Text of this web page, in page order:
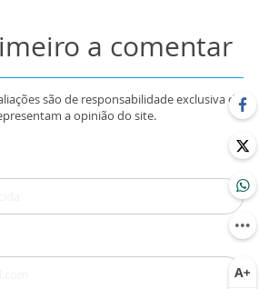
a comentar
são de responsabilidade exclusiva de
a opinião do site.